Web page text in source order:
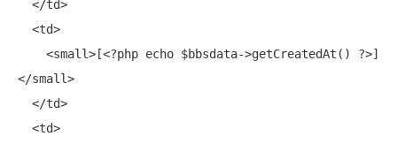
    <small>[<?php
echo $bbsdata->getCreatedAt() ?>]
</small>